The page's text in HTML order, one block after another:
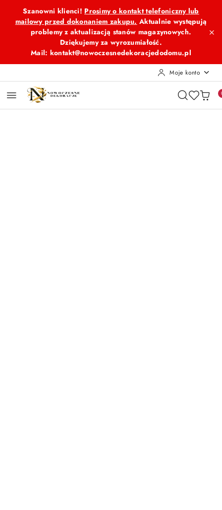
Przejdź do treści głównej
Przejdź do wyszukiwarki
Przejdź do moje konto
Przejdź do menu głównego
Przejdź do opisu produktu
Przejdź do stopki
Szanowni klienci! Prosimy o kontakt telefoniczny lub
mailowy przed dokonaniem zakupu. Aktualnie występują
problemy z aktualizacją stanów magazynowych.
Dziękujemy za wyrozumiałość.
Mail: kontakt@nowoczesnedekoracjedodomu.pl
Moje konto